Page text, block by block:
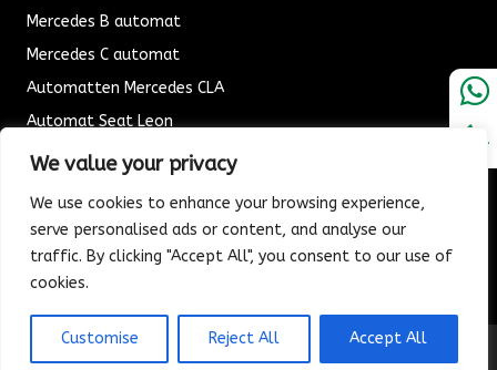
We value your privacy
We use cookies to enhance your browsing experience,
serve personalised ads or content, and analyse our
traffic. By clicking "Accept All", you consent to our use of
cookies.
Customise Reject All Accept All
Mercedes B automat
Mercedes C automat
Automatten Mercedes CLA
Automat Seat Leon
ALGEMENE VOORWAARDEN
Verzending & Bezorging
Retouren & Ruilen
© 2026 Vos Autospeciaalzaak. All Rights Reserved.